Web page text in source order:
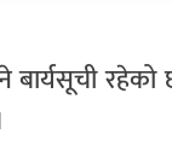
बार्यसूची